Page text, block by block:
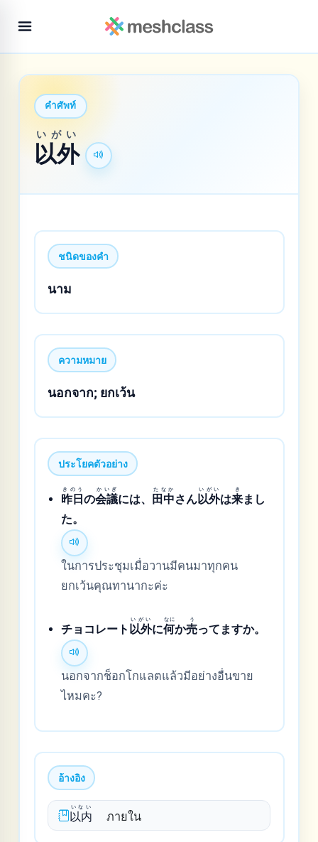
คำศัพท์
以外
いがい
ชนิดของคำ
นาม
ความหมาย
นอกจาก; ยกเว้น
ประโยคตัวอย่าง
昨日
きのう
の会議
かいぎ
には、 田中
たなか
さん以外
いがい
は来
き
まし
た。
ในการประชุมเมื่อวานมีคนมาทุกคน
ยกเว้นคุณทานากะค่ะ
チョコレート 以外
いがい
に何
なに
か売
う
ってますか。
นอกจากช็อกโกแลตแล้วมีอย่างอื่นขาย
ไหมคะ?
อ้างอิง
以内
いない
ภายใน